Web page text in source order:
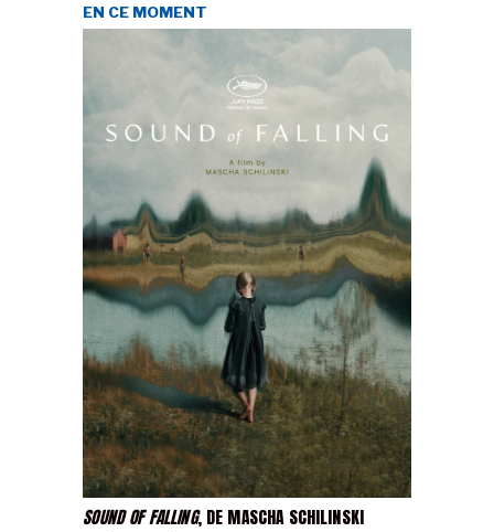
SOUND OF FALLING, DE MASCHA SCHILINSKI
EN CE MOMENT